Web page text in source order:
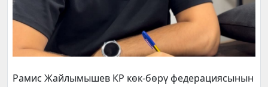
Рамис Жайлымышев КР көк-бөрү федерациясынын